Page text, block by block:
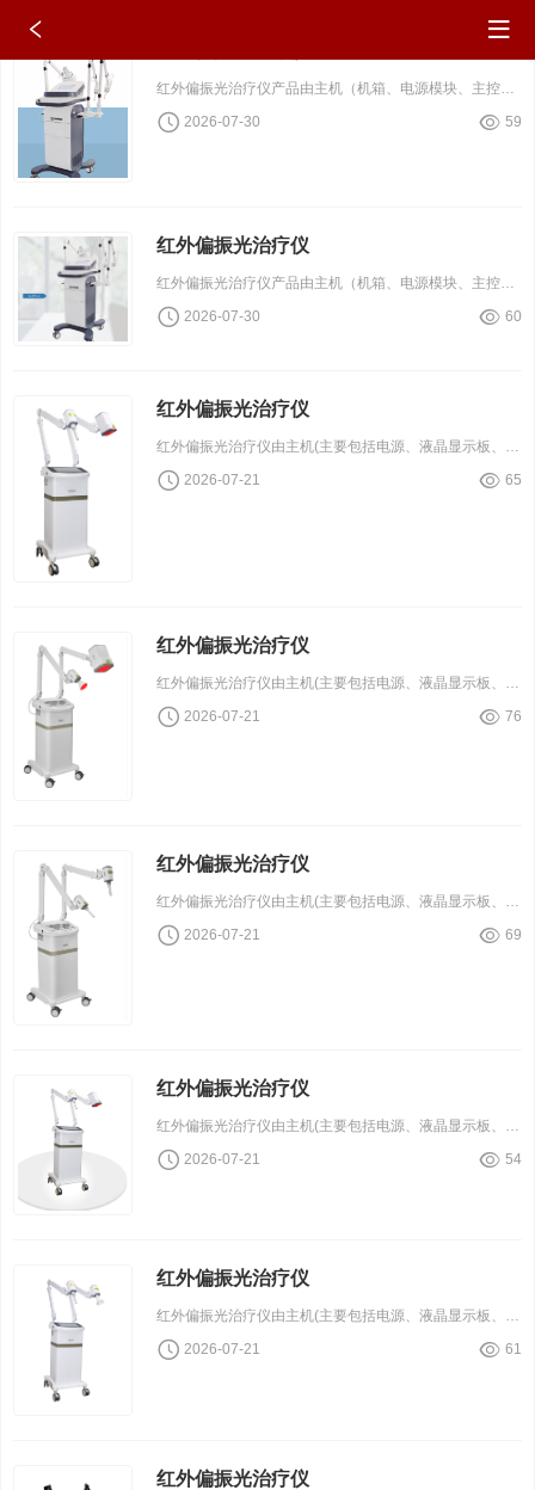
红外偏振光治疗仪产品由主机（机箱、电源模块、主控模块、显示模块、光源驱动模块）、万向支架、光源组件组成。光源组件分为发散式红外辐射头和集束式偏振光辐射头。
2026-07-30 59
红外偏振光治疗仪
红外偏振光治疗仪产品由主机（机箱、电源模块、主控模块、显示模块、光源驱动模块）、万向支架、光源组件组成。光源组件分为发散式红外辐射头和集束式偏振光辐射头。
2026-07-30 60
红外偏振光治疗仪
红外偏振光治疗仪由主机(主要包括电源、液晶显示板、单片机控制板）、支臂及治疗头组成。
2026-07-21 65
红外偏振光治疗仪
2026-07-21 76
红外偏振光治疗仪
2026-07-21 69
红外偏振光治疗仪
红外偏振光治疗仪由主机(主要包括电源、液晶显示板、单片机控制板）、支臂及治疗头组成。
2026-07-21 54
红外偏振光治疗仪
红外偏振光治疗仪由主机(主要包括电源、液晶显示板、单片机控制板）、支臂及治疗头组成。
2026-07-21 61
红外偏振光治疗仪